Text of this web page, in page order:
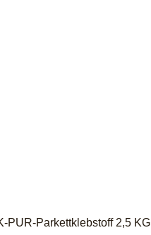
PUR-Parkettklebstoff 2,5 KG